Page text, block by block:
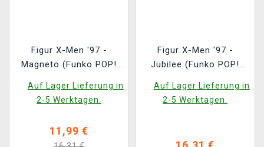
Figur X-Men '97 -
Magneto (Funko POP!
Auf Lager Lieferung in
2-5 Werktagen.
11,99 €
Figur X-Men '97 -
Jubilee (Funko POP!
Auf Lager Lieferung in
2-5 Werktagen.